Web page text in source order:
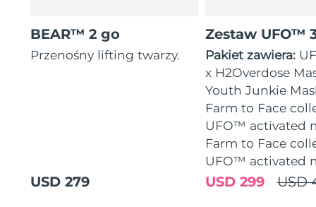
BEAR™ 2 go
Przenośny lifting twarzy.
USD 279
Zestaw UFO™
Pakiet zawiera:
x H2Overdose
Youth Junkie
Farm to Face
UFO™ activated
Farm to Face
UFO™ activated
USD
USD 299